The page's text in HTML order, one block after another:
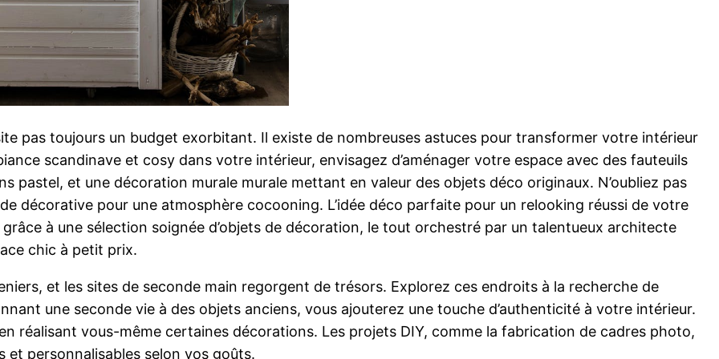
pas toujours un budget exorbitant. Il existe de nombreuses astuces pour transformer votre intérieur
scandinave et cosy dans votre intérieur, envisagez d’aménager votre espace avec des fauteuils
pastel, et une décoration murale murale mettant en valeur des objets déco originaux. N’oubliez pas
décorative pour une atmosphère cocooning. L’idée déco parfaite pour un relooking réussi de votre
à une sélection soignée d’objets de décoration, le tout orchestré par un talentueux architecte
chic à petit prix.
et les sites de seconde main regorgent de trésors. Explorez ces endroits à la recherche de
une seconde vie à des objets anciens, vous ajouterez une touche d’authenticité à votre intérieur.
réalisant vous-même certaines décorations. Les projets DIY, comme la fabrication de cadres photo,
et personnalisables selon vos goûts.